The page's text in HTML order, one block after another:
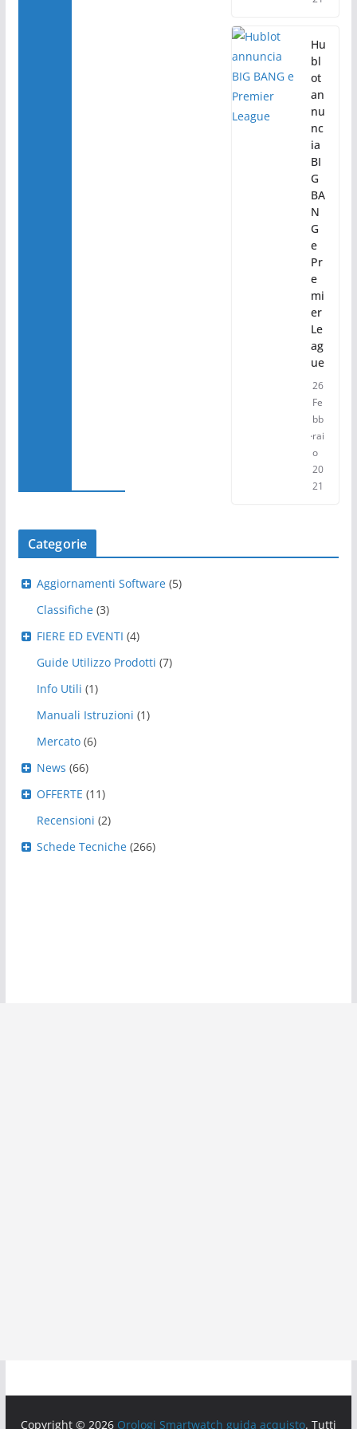
Hu
bl
ot
an
nu
nc
ia
BI
G
BA
N
G
e
Pr
e
mi
er
Le
ag
ue
26
Fe
bb
rai
o
20
21
Categorie
Aggiornamenti Software (5)
Classifiche (3)
FIERE ED EVENTI (4)
Guide Utilizzo Prodotti (7)
Info Utili (1)
Manuali Istruzioni (1)
Mercato (6)
News (66)
OFFERTE (11)
Recensioni (2)
Schede Tecniche (266)
Copyright © 2026 Orologi Smartwatch guida acquisto. Tutti